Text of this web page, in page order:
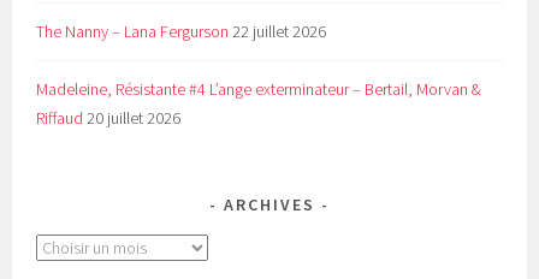
The Nanny – Lana Fergurson 22 juillet 2026
Madeleine, Résistante #4 L’ange exterminateur – Bertail, Morvan &
Riffaud 20 juillet 2026
ARCHIVES
Archives